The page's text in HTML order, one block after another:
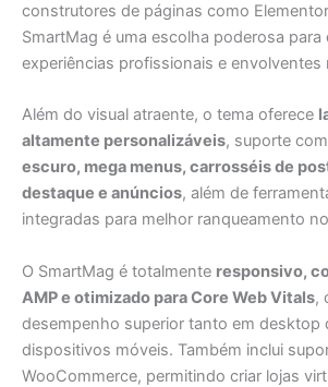
construtores de páginas como
SmartMag é uma escolha poderosa para
experiências profissionais e envolventes
Além do visual atraente, o tema oferece
altamente personalizáveis, suporte
escuro, mega menus, carrosséis de
destaque e anúncios, além de
integradas para melhor ranqueamento
O SmartMag é totalmente responsivo,
AMP e otimizado para Core Web Vitals,
desempenho superior tanto em desktop
dispositivos móveis. Também inclui
WooCommerce, permitindo criar lojas